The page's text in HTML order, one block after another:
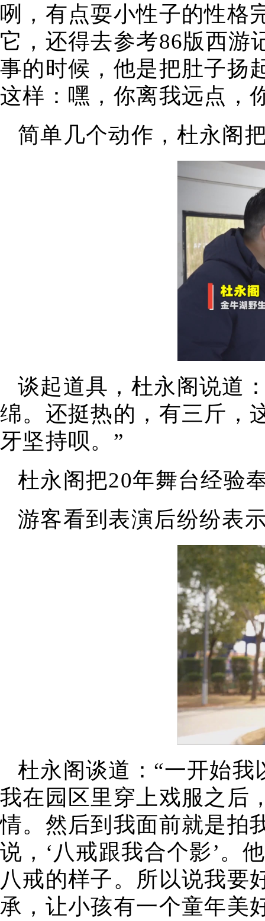
咧，有点耍小性子的性格
它，还得去参考86版西游
事的时候，他是把肚子扬
这样：嘿，你离我远点，
简单几个动作，杜永阁
谈起道具，杜永阁说道
绵。还挺热的，有三斤，
牙坚持呗。”
杜永阁把20年舞台经验
游客看到表演后纷纷表
杜永阁谈道：“一开始
我在园区里穿上戏服之后
情。然后到我面前就是拍
说，‘八戒跟我合个影’。
八戒的样子。所以说我要
承，让小孩有一个童年美